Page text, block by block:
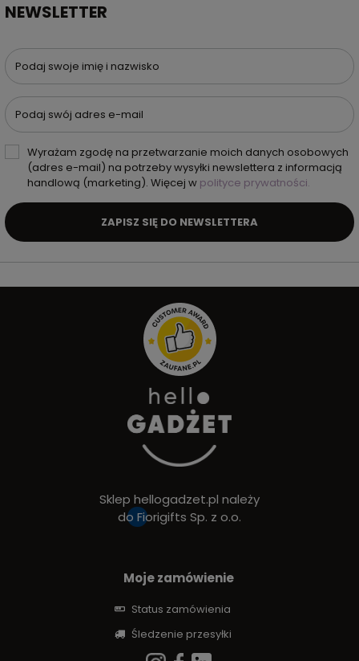
NEWSLETTER
Podaj swoje imię i nazwisko
Podaj swój adres e-mail
Wyrażam zgodę na przetwarzanie moich danych osobowych
(adres e-mail) na potrzeby wysyłki newslettera z informacją
handlową (marketing). Więcej w polityce prywatności.
ZAPISZ SIĘ DO NEWSLETTERA
Sklep hellogadzet.pl należy
do Fiorigifts Sp. z o.o.
Moje zamówienie
Status zamówienia
Śledzenie przesyłki